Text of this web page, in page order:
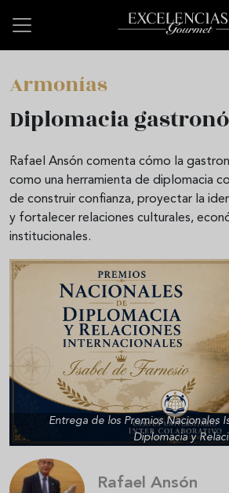
Armonías
Diplomacia
Rafael Ansón comenta cómo la
como una herramienta de diplomacia
de construir confianza, proyectar la
y fortalecer relaciones culturales,
institucionales.
Entrega de los Premios Nacionales
Diplomacia y
Rafael Ansón